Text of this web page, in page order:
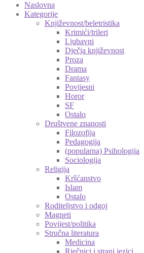
Naslovna
Kategorije
Književnost/beletristika
Krimići/trileri
Ljubavni
Dječja književnost
Proza
Drama
Fantasy
Povijesni
Horor
SF
Ostalo
Društvene znanosti
Filozofija
Pedagogija
(popularna) Psihologija
Sociologija
Religija
Kršćanstvo
Islam
Ostalo
Roditeljstvo i odgoj
Magneti
Povijest/politika
Stručna literatura
Medicina
Rječnici i strani jezici